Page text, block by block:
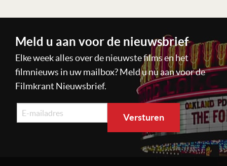
Meld u aan voor de nieuwsbrief
Elke week alles over de nieuwste films en het
filmnieuws in uw mailbox? Meld u nu aan voor de
Filmkrant Nieuwsbrief.